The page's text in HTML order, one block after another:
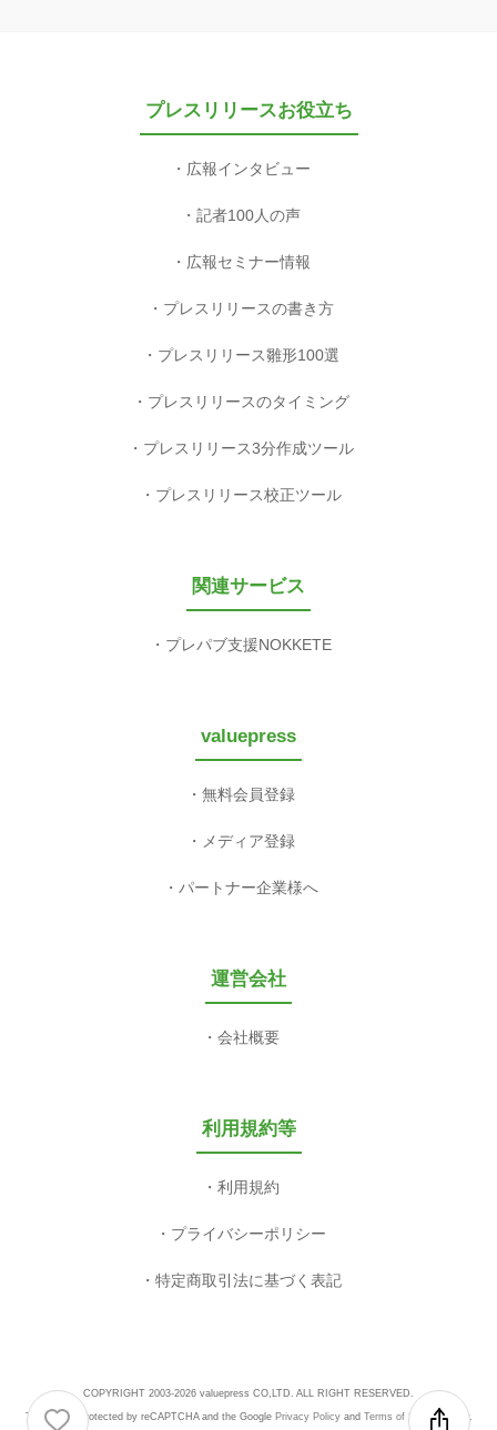
プレスリリースお役立ち
広報インタビュー
記者100人の声
広報セミナー情報
プレスリリースの書き方
プレスリリース雛形100選
プレスリリースのタイミング
プレスリリース3分作成ツール
プレスリリース校正ツール
関連サービス
プレパブ支援NOKKETE
valuepress
無料会員登録
メディア登録
パートナー企業様へ
運営会社
会社概要
利用規約等
利用規約
プライバシーポリシー
特定商取引法に基づく表記
COPYRIGHT 2003-2026 valuepress CO,LTD. ALL RIGHT RESERVED.
This site is protected by reCAPTCHA and the Google Privacy Policyand Terms of Serviceapply.